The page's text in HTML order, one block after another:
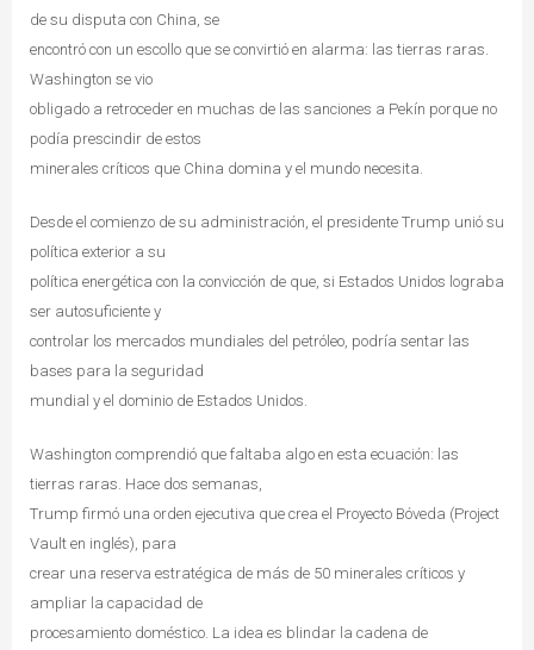
de su disputa con China, se
encontró con un escollo que se convirtió en alarma: las tierras raras.
Washington se vio
obligado a retroceder en muchas de las sanciones a Pekín porque no
podía prescindir de estos
minerales críticos que China domina y el mundo necesita.
Desde el comienzo de su administración, el presidente Trump unió su
política exterior a su
política energética con la convicción de que, si Estados Unidos lograba
ser autosuficiente y
controlar los mercados mundiales del petróleo, podría sentar las
bases para la seguridad
mundial y el dominio de Estados Unidos.
Washington comprendió que faltaba algo en esta ecuación: las
tierras raras. Hace dos semanas,
Trump firmó una orden ejecutiva que crea el Proyecto Bóveda (Project
Vault en inglés), para
crear una reserva estratégica de más de 50 minerales críticos y
ampliar la capacidad de
procesamiento doméstico. La idea es blindar la cadena de